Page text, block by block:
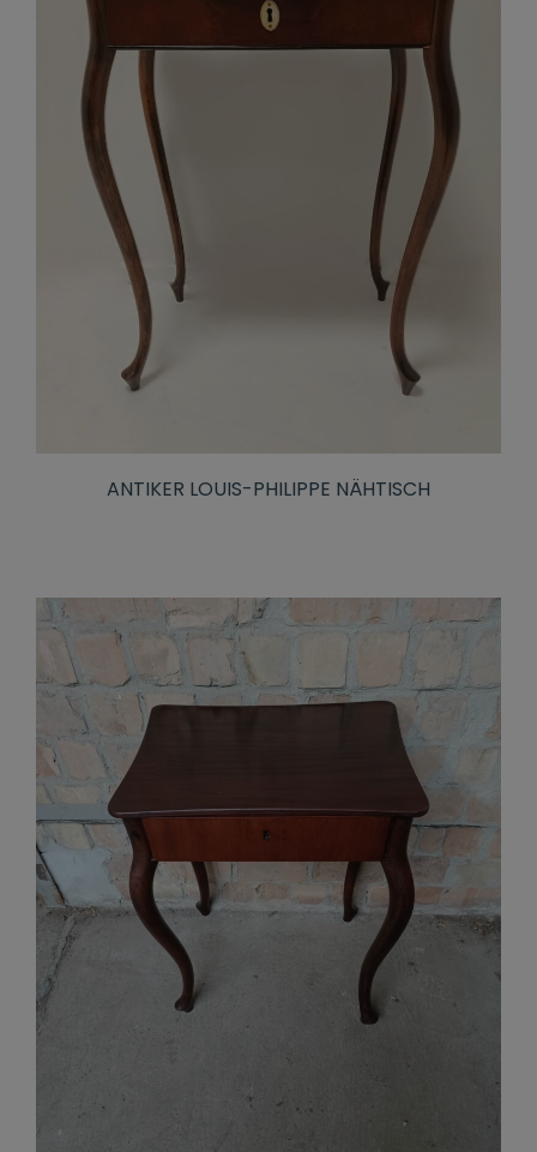
ANTIKER LOUIS-PHILIPPE NÄHTISCH